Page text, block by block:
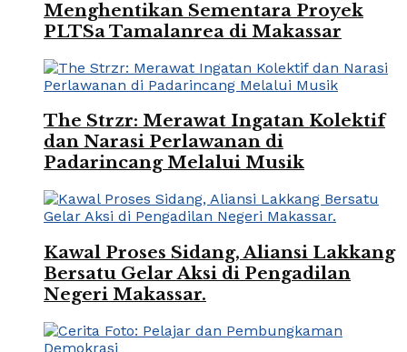
Menghentikan Sementara Proyek
PLTSa Tamalanrea di Makassar
The Strzr: Merawat Ingatan Kolektif
dan Narasi Perlawanan di
Padarincang Melalui Musik
Kawal Proses Sidang, Aliansi Lakkang
Bersatu Gelar Aksi di Pengadilan
Negeri Makassar.